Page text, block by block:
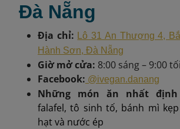
Đà Nẵng
Địa chỉ:
Lô 31 An Thượng 4,
Hành Sơn, Đà Nẵng
Giờ mở cửa: 8:00 sáng – 9:00
Facebook: @ivegan.danang
Những món ăn nhất
falafel, tô sinh tố, bánh mì
hạt và nước ép